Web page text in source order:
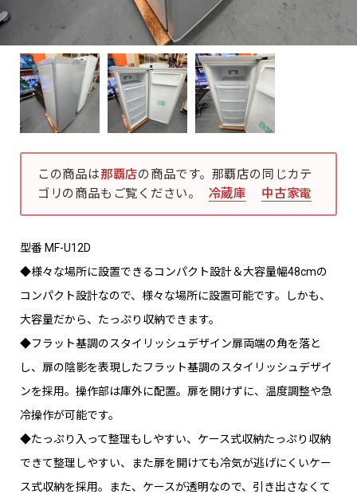
この商品は那覇店の商品です。那覇店の同じカテ
ゴリの商品もご覧ください。
冷蔵庫 中古家電
型番 MF-U12D
◆様々な場所に設置できるコンパクト設計＆大容量幅48cmの
コンパクト設計なので、様々な場所に設置可能です。しかも、
大容量だから、たっぷり収納できます。
◆フラット基調のスタイリッシュデザイン扉両端の角を落と
し、扉の陰影を表現したフラット基調のスタイリッシュデザイ
ンを採用。操作部は庫外に配置。扉を開けずに、温度調整や急
冷操作が可能です。
◆たっぷり入って整理もしやすい、ケース式収納たっぷり収納
できて整理しやすい、また扉を開けても冷気が逃げにくいケー
ス式収納を採用。また、ケースが透明なので、引き出さなくて